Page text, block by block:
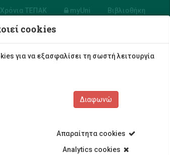
ΤΕΠΑΚ myUni Βιβλιοθήκη
Φοιτητές/τριες Σπουδές Έρευνα
cookies
για να εξασφαλίσει τη σωστή λειτουργία
Διαφωνώ
Απαραίτητα cookies
Analytics cookies